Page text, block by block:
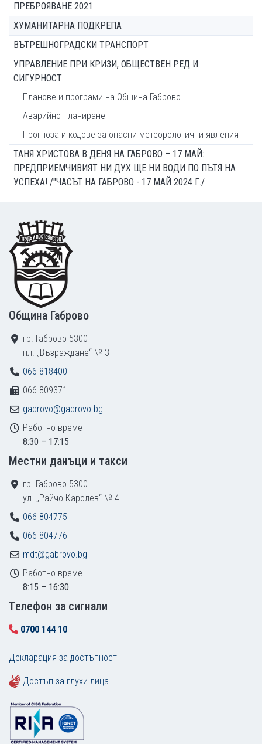
ПРЕБРОЯВАНЕ 2021
ХУМАНИТАРНА ПОДКРЕПА
ВЪТРЕШНОГРАДСКИ ТРАНСПОРТ
УПРАВЛЕНИЕ ПРИ КРИЗИ, ОБЩЕСТВЕН РЕД И
СИГУРНОСТ
Планове и програми на Община Габрово
Аварийно планиране
Прогноза и кодове за опасни метеорологични явления
ТАНЯ ХРИСТОВА В ДЕНЯ НА ГАБРОВО – 17 МАЙ:
ПРЕДПРИЕМЧИВИЯТ НИ ДУХ ЩЕ НИ ВОДИ ПО ПЪТЯ НА
УСПЕХА! /"ЧАСЪТ НА ГАБРОВО - 17 МАЙ 2024 Г./
Footer
Община Габрово
гр. Габрово 5300
пл. „Възраждане“ № 3
066 818400
066 809371
gabrovo@gabrovo.bg
Работно време
8:30 – 17:15
Местни данъци и такси
гр. Габрово 5300
ул. „Райчо Каролев“ № 4
066 804775
066 804776
mdt@gabrovo.bg
Работно време
8:15 – 16:30
Tелефон за сигнали
0700 144 10
Декларация за достъпност
Достъп за глухи лица